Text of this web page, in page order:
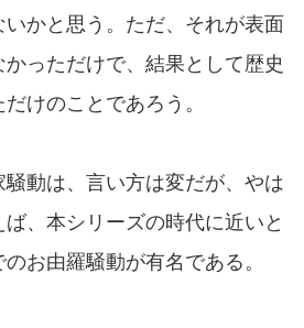
かと思う。ただ、それが表面
っただけで、結果として歴史
けのことであろう。
動は、言い方は変だが、やは
、本シリーズの時代に近いと
お由羅騒動が有名である。